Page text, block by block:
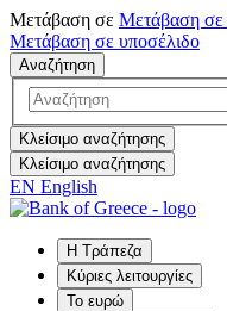
Μετάβαση σε Μετάβαση σε
Μετάβαση σε υποσέλιδο
Αναζήτηση
Κλείσιμο αναζήτησης
Κλείσιμο αναζήτησης
EN English
Η Τράπεζα
Κύριες λειτουργίες
Το ευρώ